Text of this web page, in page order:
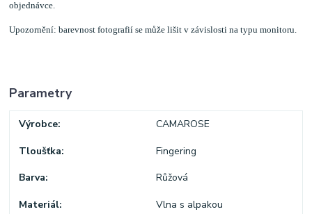
objednávce.
Upozornění: barevnost fotografií se může lišit v závislosti na typu monitoru.
Parametry
Výrobce CAMAROSE
Tloušťka Fingering
Barva Růžová
Materiál Vlna s alpakou